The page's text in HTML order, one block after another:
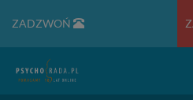
ZADZWOŃ